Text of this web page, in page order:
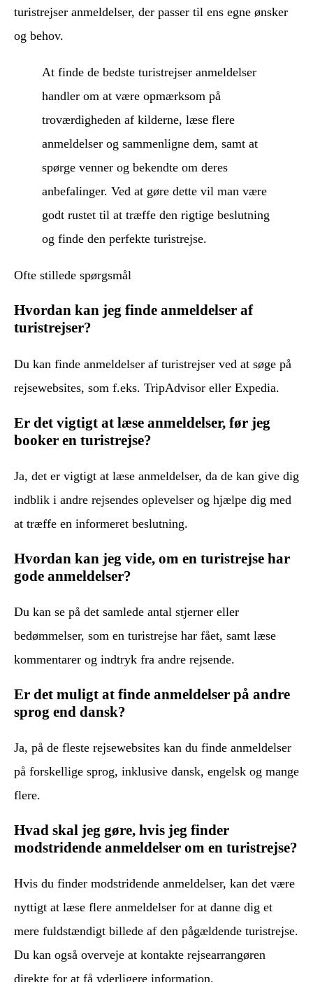
turistrejser anmeldelser, der passer til ens egne ønsker
og behov.
At finde de bedste turistrejser anmeldelser
handler om at være opmærksom på
troværdigheden af kilderne, læse flere
anmeldelser og sammenligne dem, samt at
spørge venner og bekendte om deres
anbefalinger. Ved at gøre dette vil man være
godt rustet til at træffe den rigtige beslutning
og finde den perfekte turistrejse.
Ofte stillede spørgsmål
Hvordan kan jeg finde anmeldelser af
turistrejser?
Du kan finde anmeldelser af turistrejser ved at søge på
rejsewebsites, som f.eks. TripAdvisor eller Expedia.
Er det vigtigt at læse anmeldelser, før jeg
booker en turistrejse?
Ja, det er vigtigt at læse anmeldelser, da de kan give dig
indblik i andre rejsendes oplevelser og hjælpe dig med
at træffe en informeret beslutning.
Hvordan kan jeg vide, om en turistrejse har
gode anmeldelser?
Du kan se på det samlede antal stjerner eller
bedømmelser, som en turistrejse har fået, samt læse
kommentarer og indtryk fra andre rejsende.
Er det muligt at finde anmeldelser på andre
sprog end dansk?
Ja, på de fleste rejsewebsites kan du finde anmeldelser
på forskellige sprog, inklusive dansk, engelsk og mange
flere.
Hvad skal jeg gøre, hvis jeg finder
modstridende anmeldelser om en turistrejse?
Hvis du finder modstridende anmeldelser, kan det være
nyttigt at læse flere anmeldelser for at danne dig et
mere fuldstændigt billede af den pågældende turistrejse.
Du kan også overveje at kontakte rejsearrangøren
direkte for at få yderligere information.